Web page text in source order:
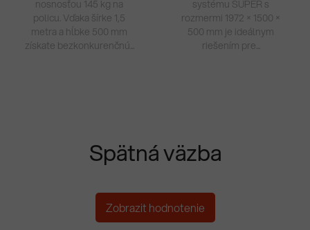
nosnosťou 145 kg na
policu. Vďaka šírke 1,5
metra a hĺbke 500 mm
získate bezkonkurenčnú...
systému SUPER s
rozmermi 1972 × 1500 ×
500 mm je ideálnym
riešením pre...
Spätná väzba
Zobrazit hodnotenie